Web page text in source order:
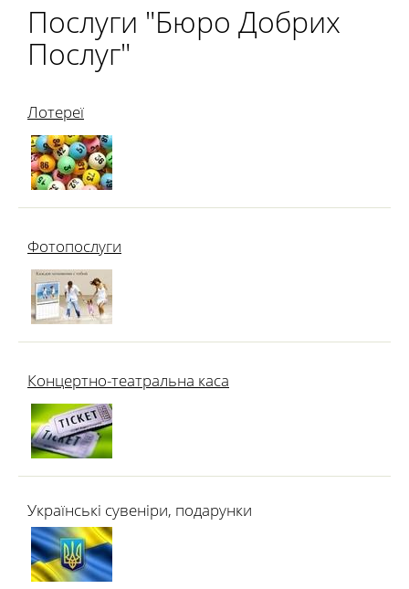
Послуги "Бюро Добрих
Послуг"
Лотереї
Фотопослуги
Концертно-театральна каса
Українські сувеніри, подарунки